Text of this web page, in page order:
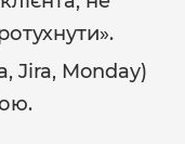
Jira, Monday)